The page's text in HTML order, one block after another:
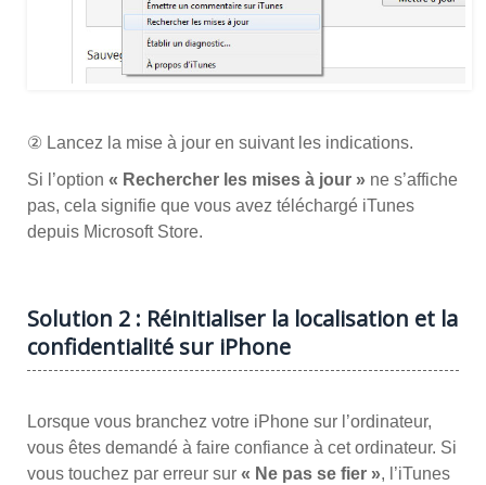
② Lancez la mise à jour en suivant les indications.
Si l’option « Rechercher les mises à jour » ne s’affiche
pas, cela signifie que vous avez téléchargé iTunes
depuis Microsoft Store.
Solution 2 : Réinitialiser la localisation et la
confidentialité sur iPhone
Lorsque vous branchez votre iPhone sur l’ordinateur,
vous êtes demandé à faire confiance à cet ordinateur. Si
vous touchez par erreur sur « Ne pas se fier », l’iTunes